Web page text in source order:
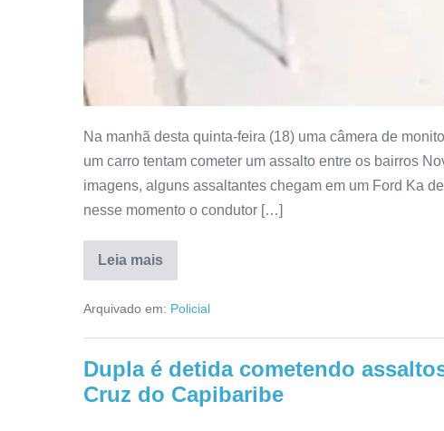
Na manhã desta quinta-feira (18) uma câmera de
um carro tentam cometer um assalto entre os bairros
imagens, alguns assaltantes chegam em um Ford Ka
nesse momento o condutor […]
Leia mais
Arquivado em: Policial
Dupla é detida cometendo
Cruz do Capibaribe